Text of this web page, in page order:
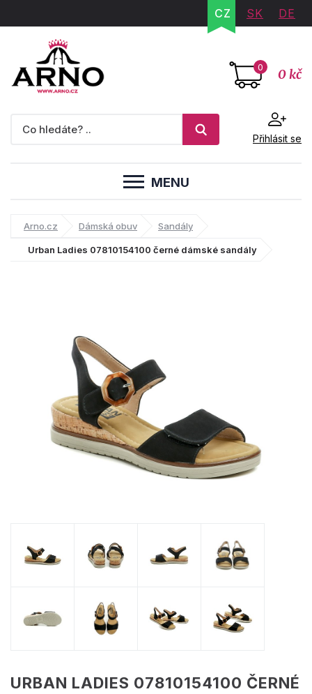
CZ SK DE
0 0 kč
Přihlásit se
MENU
Arno.cz Dámská obuv Sandály
Urban Ladies 07810154100 černé dámské sandály
URBAN LADIES 07810154100 ČERNÉ